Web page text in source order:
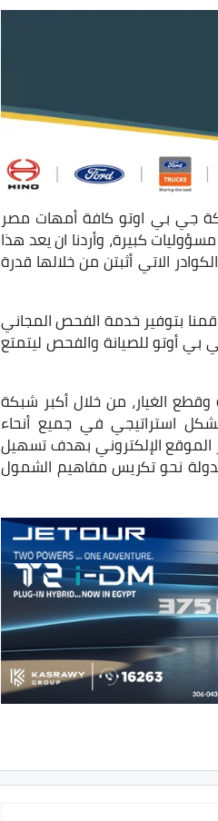
جي بي اوتو كافة أمهات مصر
كبيرة، وأردنا ان يعد هذا
الاتي أثبتن من خلالها قدرة
بتوفير خدمة الفحص المجاني
جي بي أوتو للصيانة والفحص ليتمتع
الغيار، من خلال أكبر شبكة
استراتيجي في جميع أنحاء
الإلكتروني بهدف تسهيل
نحو تكريس مفاهيم الشمول